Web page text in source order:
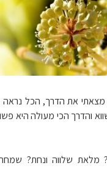
את הדרך, הכל נראה לי
הכי מעולה היא פשוט
שלווה ונחת? שמחה?